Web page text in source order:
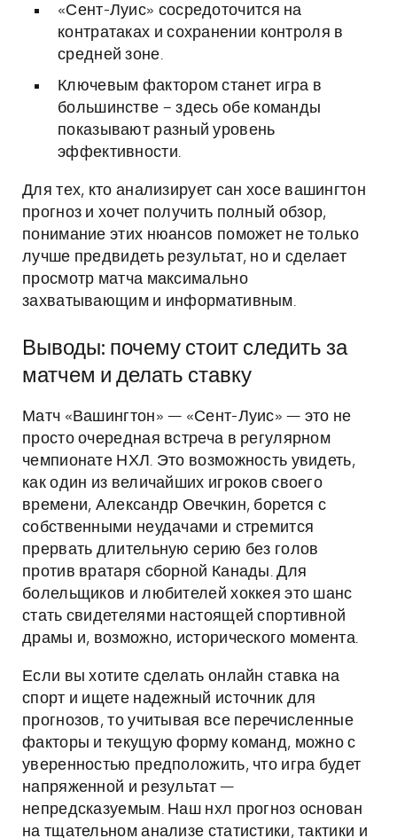
«Сент-Луис» сосредоточится на
контратаках и сохранении контроля в
средней зоне.
Ключевым фактором станет игра в
большинстве – здесь обе команды
показывают разный уровень
эффективности.
Для тех, кто анализирует сан хосе вашингтон
прогноз и хочет получить полный обзор,
понимание этих нюансов поможет не только
лучше предвидеть результат, но и сделает
просмотр матча максимально
захватывающим и информативным.
Выводы: почему стоит следить за
матчем и делать ставку
Матч «Вашингтон» — «Сент-Луис» — это не
просто очередная встреча в регулярном
чемпионате НХЛ. Это возможность увидеть,
как один из величайших игроков своего
времени, Александр Овечкин, борется с
собственными неудачами и стремится
прервать длительную серию без голов
против вратаря сборной Канады. Для
болельщиков и любителей хоккея это шанс
стать свидетелями настоящей спортивной
драмы и, возможно, исторического момента.
Если вы хотите сделать онлайн ставка на
спорт и ищете надежный источник для
прогнозов, то учитывая все перечисленные
факторы и текущую форму команд, можно с
уверенностью предположить, что игра будет
напряженной и результат —
непредсказуемым. Наш нхл прогноз основан
на тщательном анализе статистики, тактики и